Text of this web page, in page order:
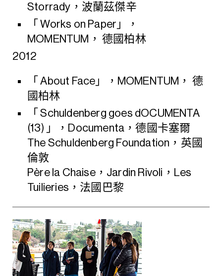
Storrady，波蘭茲傑辛
「 Works on Paper」，
MOMENTUM， 德國柏林
2012
「 About Face」，MOMENTUM， 德
國柏林
「 Schuldenberg goes dOCUMENTA
(13) 」，Documenta，德國卡塞爾
The Schuldenberg Foundation，英國
倫敦
Père la Chaise，Jardin Rivoli，Les
Tuilieries，法國巴黎